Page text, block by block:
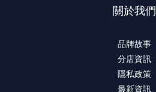
關於我們
品牌故事
分店資訊
隱私政策
最新資訊